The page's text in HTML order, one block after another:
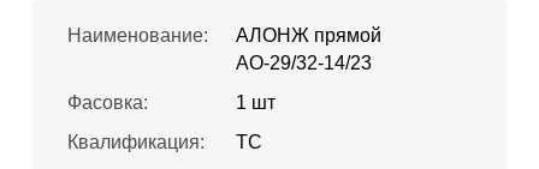
Наименование:
АЛОНЖ прямой
АО-29/32-14/23
Фасовка:
1 шт
Квалификация:
ТС